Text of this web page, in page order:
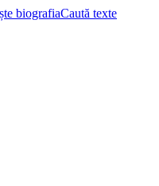
biografiaCaută texte